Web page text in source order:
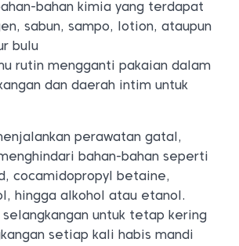
bahan kimia yang terdapat
sabun, sampo, lotion, ataupun
bulu
rutin mengganti pakaian dalam
dan daerah intim untuk
perawatan gatal,
bahan-bahan seperti
cocamidopropyl betaine,
hingga alkohol atau etanol.
untuk tetap kering
setiap kali habis mandi